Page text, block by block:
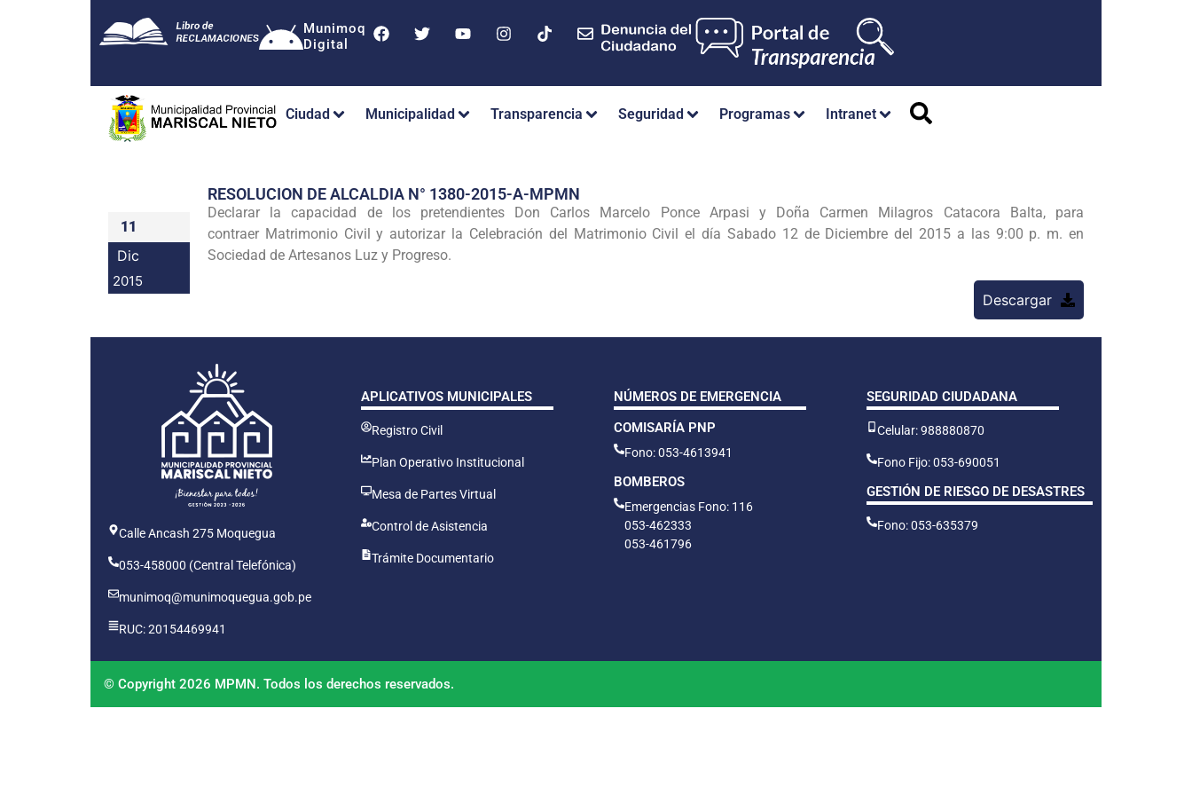
Munimoq
Digital
Ciudad Municipalidad Transparencia Seguridad Programas Intranet
11
Dic
2015
RESOLUCION DE ALCALDIA N° 1380-2015-A-MPMN
Declarar la capacidad de los pretendientes Don Carlos Marcelo Ponce Arpasi y Doña Carmen Milagros Catacora Balta, para
contraer Matrimonio Civil y autorizar la Celebración del Matrimonio Civil el día Sabado 12 de Diciembre del 2015 a las 9:00 p. m. en
Sociedad de Artesanos Luz y Progreso.
Descargar
Calle Ancash 275 Moquegua
053-458000 (Central Telefónica)
munimoq@munimoquegua.gob.pe
RUC: 20154469941
APLICATIVOS MUNICIPALES
Registro Civil
Plan Operativo Institucional
Mesa de Partes Virtual
Control de Asistencia
Trámite Documentario
NÚMEROS DE EMERGENCIA
COMISARÍA PNP
Fono: 053-4613941
BOMBEROS
Emergencias Fono: 116
053-462333
053-461796
SEGURIDAD CIUDADANA
Celular: 988880870
Fono Fijo: 053-690051
GESTIÓN DE RIESGO DE DESASTRES
Fono: 053-635379
© Copyright 2026 MPMN. Todos los derechos reservados.